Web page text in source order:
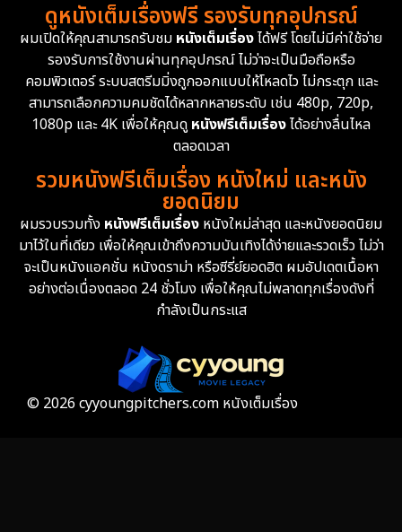
Dystopian 16
Emotional 61
Epic มหากาพย์ 219
Family ครอบครัว 366
Fantasy จินตนาการ 332
Fiction 9
ดูหนังเต็มเรื่องฟรี รองรับทุกอุปกรณ์
ผมเปิดให้คุณสามารถรับชม หนังเต็มเรื่องได้ฟรี โดยไม่มีค่าใช้จ่าย
รองรับการใช้งานผ่านทุกอุปกรณ์ ไม่ว่าจะเป็นมือถือหรือ
คอมพิวเตอร์ ระบบสตรีมมิ่งถูกออกแบบให้โหลดไว ไม่กระตุก และ
สามารถเลือกความคมชัดได้หลากหลายระดับ เช่น 480p, 720p,
1080p และ 4K เพื่อให้คุณดูหนังฟรีเต็มเรื่องได้อย่างลื่นไหล
ตลอดเวลา
รวมหนังฟรีเต็มเรื่อง หนังใหม่ และหนัง
ยอดนิยม
ผมรวบรวมทั้ง หนังฟรีเต็มเรื่อง หนังใหม่ล่าสุด และหนังยอดนิยม
มาไว้ในที่เดียว เพื่อให้คุณเข้าถึงความบันเทิงได้ง่ายและรวดเร็ว ไม่ว่า
จะเป็นหนังแอคชั่น หนังดราม่า หรือซีรี่ย์ยอดฮิต ผมอัปเดตเนื้อหา
อย่างต่อเนื่องตลอด 24 ชั่วโมง เพื่อให้คุณไม่พลาดทุกเรื่องดังที่
กำลังเป็นกระแส
© 2026 cyyoungpitchers.com หนังเต็มเรื่อง